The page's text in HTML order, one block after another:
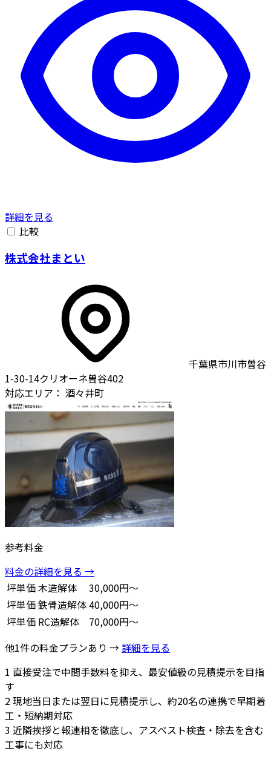
詳細を見る
比較
株式会社まとい
千葉県市川市曽谷
1-30-14クリオーネ曽谷402
対応エリア： 酒々井町
参考料金
料金の詳細を見る →
坪単価木造解体
30,000円～
坪単価鉄骨造解体40,000円～
坪単価 RC造解体
70,000円～
他1件の料金プランあり → 詳細を見る
1 直接受注で中間手数料を抑え、最安値級の見積提示を目指
す
2現地当日または翌日に見積提示し、約20名の連携で早期着
工・短納期対応
3 近隣挨拶と報連相を徹底し、アスベスト検査・除去を含む
工事にも対応